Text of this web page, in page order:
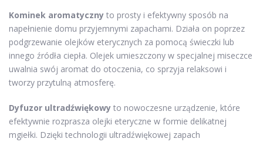
Kominek aromatyczny to prosty i efektywny sposób na
napełnienie domu przyjemnymi zapachami. Działa on poprzez
podgrzewanie olejków eterycznych za pomocą świeczki lub
innego źródła ciepła. Olejek umieszczony w specjalnej miseczce
uwalnia swój aromat do otoczenia, co sprzyja relaksowi i
tworzy przytulną atmosferę.
Dyfuzor ultradźwiękowy to nowoczesne urządzenie, które
efektywnie rozprasza olejki eteryczne w formie delikatnej
mgiełki. Dzięki technologii ultradźwiękowej zapach